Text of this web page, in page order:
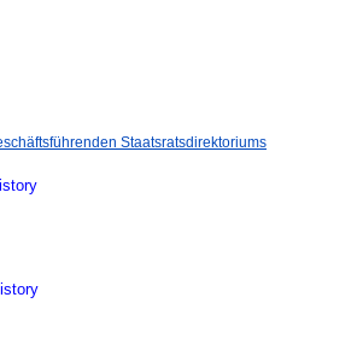
Staatsratsdirektoriums